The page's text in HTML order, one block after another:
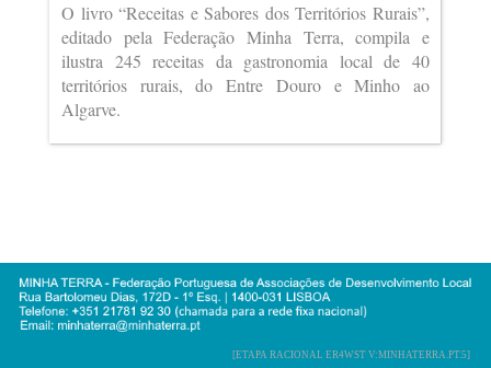
O livro “Receitas e Sabores dos Territórios Rurais”,
editado pela Federação Minha Terra, compila e
ilustra 245 receitas da gastronomia local de 40
territórios rurais, do Entre Douro e Minho ao
Algarve.
[ETAPA RACIONAL ER4WST V:MINHATERRA.PT.5]